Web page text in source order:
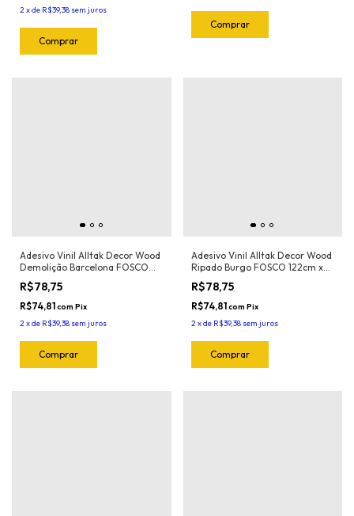
2xde R$39,38 sem juros
Adesivo Vinil Alltak Decor Wood
Demolição Barcelona FOSCO
122cm x 1m
R$78,75
R$74,81com Pix
2xde R$39,38 sem juros
Adesivo Vinil Alltak Decor Wood
Ripado Burgo FOSCO 122cm x
1m
R$78,75
R$74,81com Pix
2xde R$39,38 sem juros